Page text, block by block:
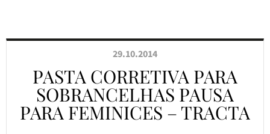
29.10.2014
PASTA CORRETIVA PARA
SOBRANCELHAS PAUSA
PARA FEMINICES – TRACTA